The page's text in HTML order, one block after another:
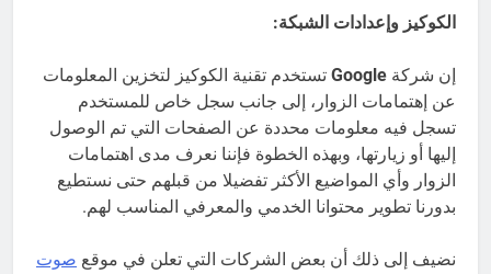
الكوكيز وإعدادات الشبكة:
إن شركة Google تستخدم تقنية الكوكيز لتخزين المعلومات
عن إهتمامات الزوار، إلى جانب سجل خاص للمستخدم
تسجل فيه معلومات محددة عن الصفحات التي تم الوصول
إليها أو زيارتها، وبهذه الخطوة فإننا نعرف مدى اهتمامات
الزوار وأي المواضيع الأكثر تفضيلا من قبلهم حتى نستطيع
بدورنا تطوير محتوانا الخدمي والمعرفي المناسب لهم.
نضيف إلى ذلك أن بعض الشركات التي تعلن في موقع صوت